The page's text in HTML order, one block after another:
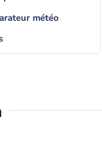
météo